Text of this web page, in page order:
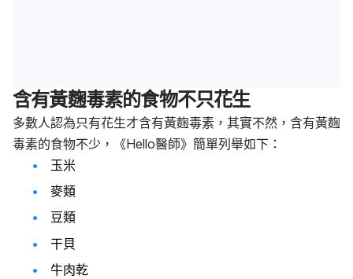
含有黃麴毒素的食物不只花生
多數人認為只有花生才含有黃麴毒素，其實不然，含有黃麴
毒素的食物不少，《Hello醫師》簡單列舉如下：
玉米
麥類
豆類
干貝
牛肉乾